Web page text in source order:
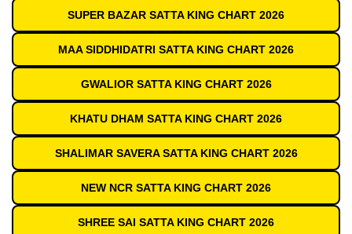
SUPER BAZAR SATTA KING CHART 2026
MAA SIDDHIDATRI SATTA KING CHART 2026
GWALIOR SATTA KING CHART 2026
KHATU DHAM SATTA KING CHART 2026
SHALIMAR SAVERA SATTA KING CHART 2026
NEW NCR SATTA KING CHART 2026
SHREE SAI SATTA KING CHART 2026